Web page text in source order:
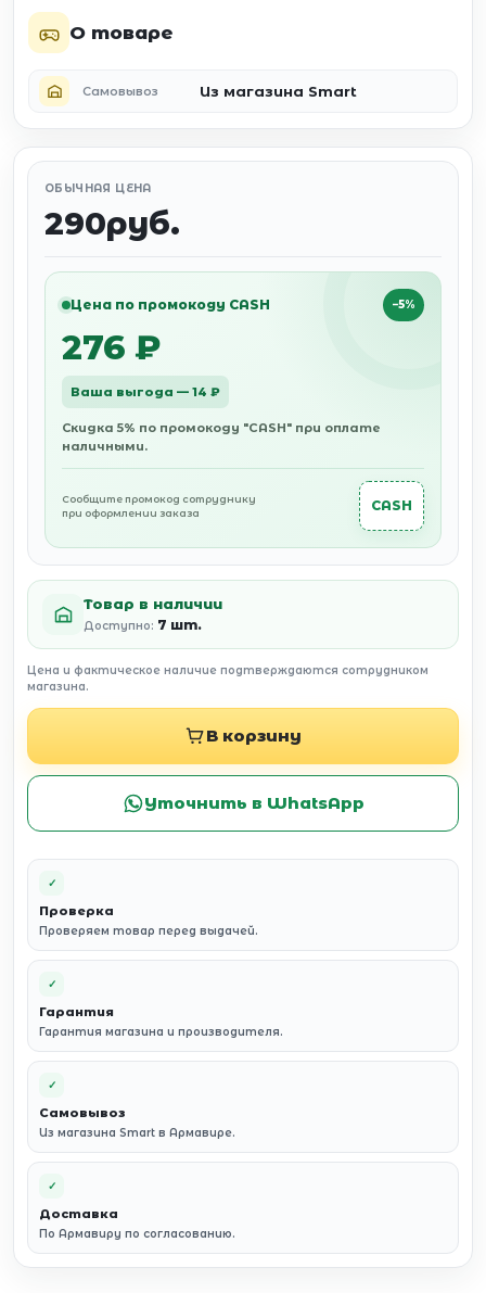
О товаре
Самовывоз Из магазина Smart
ОБЫЧНАЯ ЦЕНА
290руб.
Цена по промокоду CASH −5%
276 ₽
Ваша выгода — 14 ₽
Скидка 5% по промокоду "CASH" при оплате
наличными.
Сообщите промокод сотруднику
при оформлении заказа
CASH
Товар в наличии
Доступно: 7 шт.
Цена и фактическое наличие подтверждаются сотрудником
магазина.
В корзину
Уточнить в WhatsApp
✓
Проверка
Проверяем товар перед выдачей.
✓
Гарантия
Гарантия магазина и производителя.
✓
Самовывоз
Из магазина Smart в Армавире.
✓
Доставка
По Армавиру по согласованию.